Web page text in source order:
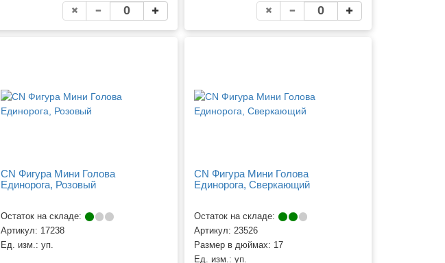
CN Фигура Мини Голова
Единорога, Розовый
Остаток на складе:
Артикул: 17238
Ед. изм.: уп.
CN Фигура Мини Голова
Единорога, Сверкающий
Остаток на складе:
Артикул:23526
Размер в дюймах: 17
Ед. изм.:уп.